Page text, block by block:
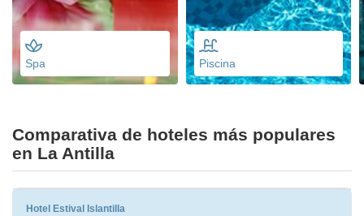
Spa Piscina
Comparativa de hoteles más populares
en La Antilla
Hotel Estival Islantilla